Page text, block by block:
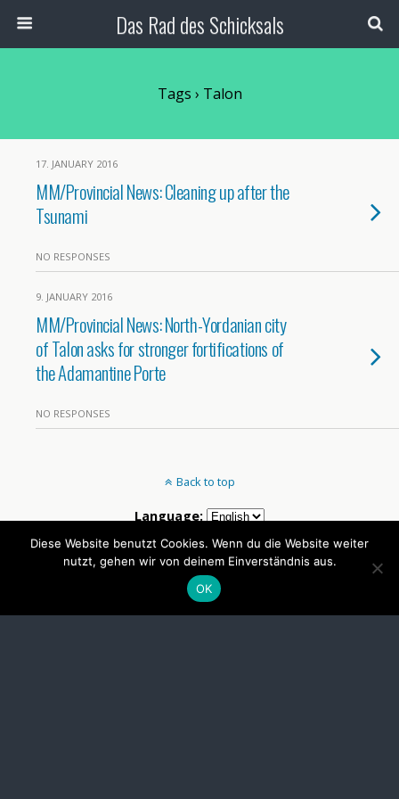
Das Rad des Schicksals
Tags › Talon
17. JANUARY 2016
MM/Provincial News: Cleaning up after the
Tsunami
NO RESPONSES
9. JANUARY 2016
MM/Provincial News: North-Yordanian city
of Talon asks for stronger fortifications of
the Adamantine Porte
NO RESPONSES
Back to top
Language:
Mobile Desktop
Diese Website benutzt Cookies. Wenn du die Website weiter
nutzt, gehen wir von deinem Einverständnis aus.
OK